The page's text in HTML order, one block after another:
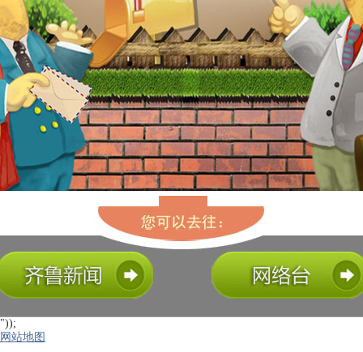
"));
网站地图